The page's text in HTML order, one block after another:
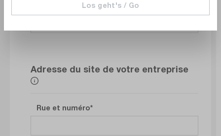
Numéro de téléphone
Adresse du site de votre entreprise
Rue et numéro
Los geht's / Go